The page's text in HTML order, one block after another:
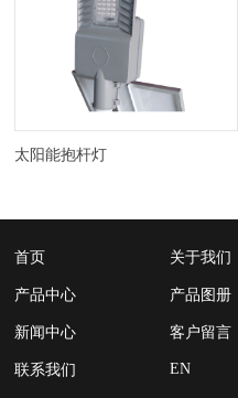
太阳能抱杆灯
首页 关于我们
产品中心 产品图册
新闻中心 客户留言
联系我们 EN